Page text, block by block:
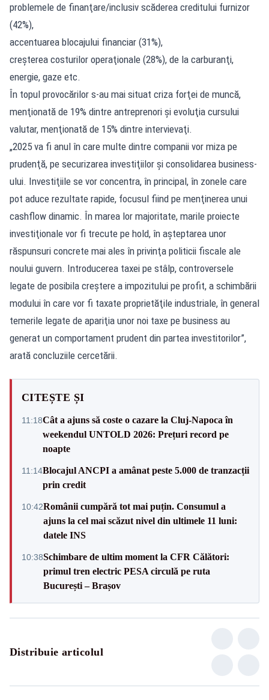
problemele de finanţare/inclusiv scăderea creditului furnizor
(42%),
accentuarea blocajului financiar (31%),
creşterea costurilor operaţionale (28%), de la carburanţi,
energie, gaze etc.
În topul provocărilor s-au mai situat criza forţei de muncă,
menţionată de 19% dintre antreprenori şi evoluţia cursului
valutar, menţionată de 15% dintre intervievaţi.
„2025 va fi anul în care multe dintre companii vor miza pe
prudenţă, pe securizarea investiţiilor şi consolidarea business-
ului. Investiţiile se vor concentra, în principal, în zonele care
pot aduce rezultate rapide, focusul fiind pe menţinerea unui
cashflow dinamic. În marea lor majoritate, marile proiecte
investiţionale vor fi trecute pe hold, în aşteptarea unor
răspunsuri concrete mai ales în privinţa politicii fiscale ale
noului guvern. Introducerea taxei pe stâlp, controversele
legate de posibila creştere a impozitului pe profit, a schimbării
modului în care vor fi taxate proprietăţile industriale, în general
temerile legate de apariţia unor noi taxe pe business au
generat un comportament prudent din partea investitorilor”,
arată concluziile cercetării.
CITEȘTE ȘI
11:18Cât a ajuns să coste o cazare la Cluj-Napoca în
weekendul UNTOLD 2026: Prețuri record pe
noapte
11:14Blocajul ANCPI a amânat peste 5.000 de tranzacții
prin credit
10:42Românii cumpără tot mai puțin. Consumul a
ajuns la cel mai scăzut nivel din ultimele 11 luni:
datele INS
10:38Schimbare de ultim moment la CFR Călători:
primul tren electric PESA circulă pe ruta
București – Brașov
Distribuie articolul